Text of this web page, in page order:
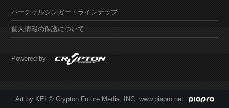
バーチャルシンガー・ラインナップ
個人情報の保護について
Powered by
Art by KEI © Crypton Future Media, INC. www.piapro.net